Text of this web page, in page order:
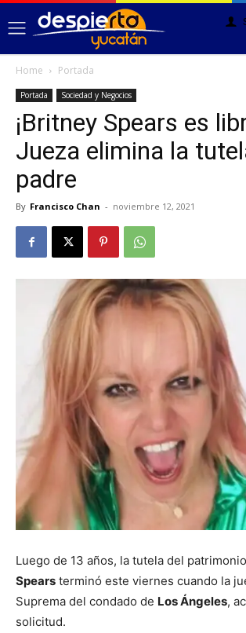
Home Portada
Portada Sociedad y Negocios
¡Britney Spears es
Jueza elimina la
padre
By Francisco Chan - noviembre 12, 2021
Luego de 13 años, la tutela del
Spears terminó este viernes cuando la
Suprema del condado de Los Ángeles,
solicitud.